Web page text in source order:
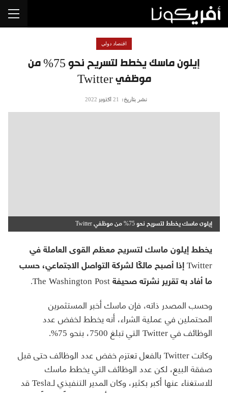
إيلون ماسك يخطط لتسريح نحو 75% من
موظفي Twitter
اقتصاد دولي
نشر بتاريخ: 21 أكتوبر 2022
إيلون ماسك يخطط لتسريح نحو 75% من موظفي Twitter
يخطط إيلون ماسك لتسريح معظم القوى العاملة في
Twitter إذا أصبح مالكًا لشركة التواصل الاجتماعي، حسب
ما أفاد به تقرير نشرته صحيفة The Washington Post.
وحسب المصدر ذاته، فإن ماسك أخبر المستثمرين
المحتملين في عملية الشراء، أنه يخطط لخفض عدد
الوظائف في Twitter التي تبلغ 7500، بنحو 75%.
وكانت Twitter بالفعل تعتزم خفض عدد الوظائف حتى قبل
صفقة البيع، لكن عدد الوظائف التي يخطط ماسك
للاستغناء عنها أكبر بكثير، وكان المدير التنفيذي لـTesla قد